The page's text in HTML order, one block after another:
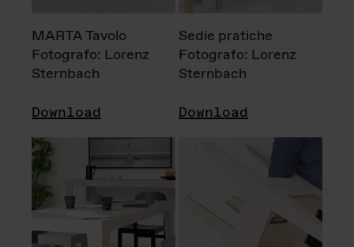
MARTA Tavolo
Fotografo: Lorenz
Sternbach
Download
Sedie pratiche
Fotografo: Lorenz
Sternbach
Download